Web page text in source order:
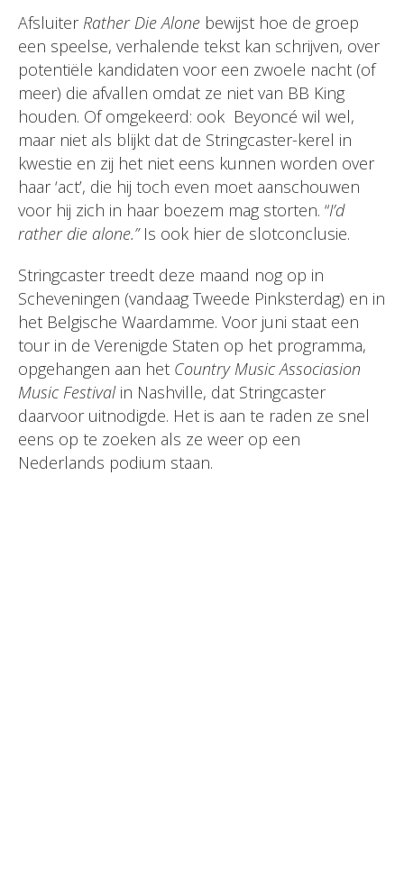
Afsluiter Rather Die Alone bewijst hoe de groep
een speelse, verhalende tekst kan schrijven, over
potentiële kandidaten voor een zwoele nacht (of
meer) die afvallen omdat ze niet van BB King
houden. Of omgekeerd: ook Beyoncé wil wel,
maar niet als blijkt dat de Stringcaster-kerel in
kwestie en zij het niet eens kunnen worden over
haar ‘act’, die hij toch even moet aanschouwen
voor hij zich in haar boezem mag storten. “I’d
rather die alone.”Is ook hier de slotconclusie.
Stringcaster treedt deze maand nog op in
Scheveningen (vandaag Tweede Pinksterdag) en in
het Belgische Waardamme. Voor juni staat een
tour in de Verenigde Staten op het programma,
opgehangen aan het Country Music Associasion
Music Festivalin Nashville, dat Stringcaster
daarvoor uitnodigde. Het is aan te raden ze snel
eens op te zoeken als ze weer op een
Nederlands podium staan.